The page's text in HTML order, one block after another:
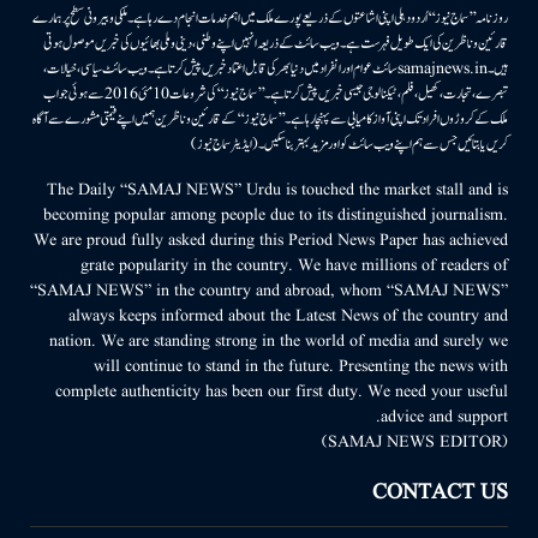
روزنامہ ’’سماج نیوز‘‘ اُردو دہلی اپنی اشاعتوں کے ذریعے پورے ملک میں اہم خدمات انجام دے رہا ہے۔ ملکی وبیرونی سطح پر ہمارے
قارئین وناظرین کی ایک طویل فہرست ہے۔ ویب سائٹ کے ذریعہ انہیں اپنے وطنی، دینی وملی بھائیوں کی خبریں موصول ہوتی
ہیں۔samajnews.inسائٹ عوام اور انفراد میں دنیا بھر کی قابل اعتماد خبریں پیش کرتا ہے۔ ویب سائٹ سیاسی، خیالات،
تبصرے، تجارت، کھیل، فلم، ٹیکنالوجی جیسی خبریں پیش کرتا ہے۔ ’’سماج نیوز‘‘ کی شروعات 10مئی 2016 سے ہوئی جو اب
ملک کے کروڑوں افراد تک اپنی آواز کامیابی سے پہنچا رہا ہے۔ ’’سماج نیوز‘‘ کے قارئین وناظرین ہمیں اپنے قیمتی مشورے سے آگاہ
کریں یا بتائیں جس سے ہم اپنے ویب سائٹ کو اور مزید بہتر بناسکیں۔ (ایڈیٹر سماج نیوز)
The Daily “SAMAJ NEWS” Urdu is touched the market stall and is
becoming popular among people due to its distinguished journalism.
We are proud fully asked during this Period News Paper has achieved
grate popularity in the country. We have millions of readers of
“SAMAJ NEWS” in the country and abroad, whom “SAMAJ NEWS”
always keeps informed about the Latest News of the country and
nation. We are standing strong in the world of media and surely we
will continue to stand in the future. Presenting the news with
complete authenticity has been our first duty. We need your useful
advice and support.
(SAMAJ NEWS EDITOR)
CONTACT US